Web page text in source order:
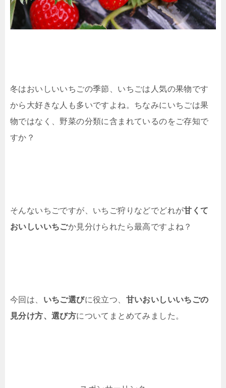
冬はおいしいいちごの季節、いちごは人気の果物です
から大好きな人も多いですよね。ちなみにいちごは果
物ではなく、野菜の分類に含まれているのをご存知で
すか？
そんないちごですが、いちご狩りなどでどれが甘くて
おいしいいちごか見分けられたら最高ですよね？
今回は、 いちご選びに役立つ、 甘いおいしいいちごの
見分け方、選び方についてまとめてみました。